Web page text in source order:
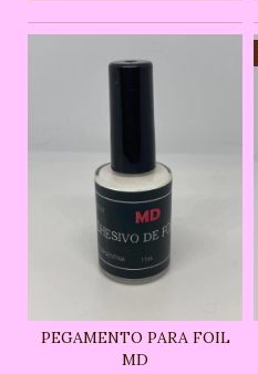
PEGAMENTO PARA FOIL
MD